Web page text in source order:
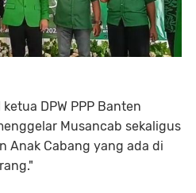
DPW PPP Banten
Musancab sekaligus
Anak Cabang yang ada di